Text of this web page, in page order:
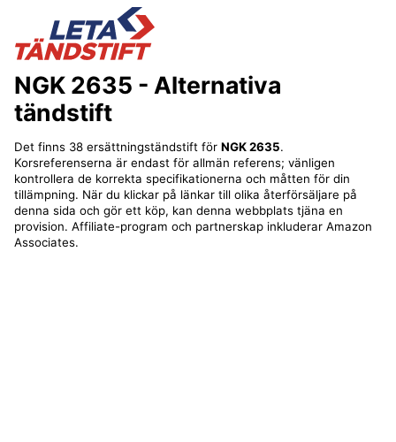
NGK 2635 - Alternativa
tändstift
Det finns 38 ersättningständstift för NGK 2635.
Korsreferenserna är endast för allmän referens; vänligen
kontrollera de korrekta specifikationerna och måtten för din
tillämpning. När du klickar på länkar till olika återförsäljare på
denna sida och gör ett köp, kan denna webbplats tjäna en
provision. Affiliate-program och partnerskap inkluderar Amazon
Associates.